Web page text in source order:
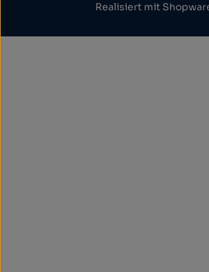
Realisiert mit